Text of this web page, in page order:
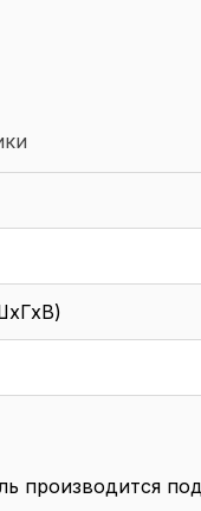
производится под